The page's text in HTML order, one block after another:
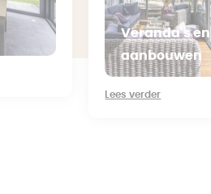
Veranda's en
aanbouwen
Lees verder